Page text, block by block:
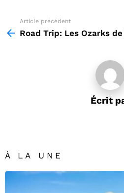
more
Article précédent
Road Trip: Les Ozarks
Écrit
À LA UNE